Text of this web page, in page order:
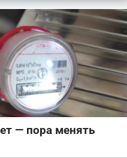
— пора менять